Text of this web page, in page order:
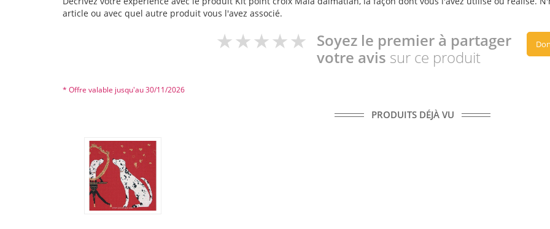
article ou avec quel autre produit vous l'avez associé.
Soyez le premier à partager
votre avis sur ce produit
* Offre valable jusqu'au 30/11/2026
PRODUITS DÉJÀ VU